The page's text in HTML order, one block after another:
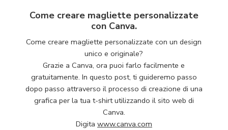
Come creare magliette personalizzate
con Canva.
Come creare magliette personalizzate con un design
unico e originale?
Grazie a Canva, ora puoi farlo facilmente e
gratuitamente. In questo post, ti guideremo passo
dopo passo attraverso il processo di creazione di una
grafica per la tua t-shirt utilizzando il sito web di
Canva.
Digita www.canva.com